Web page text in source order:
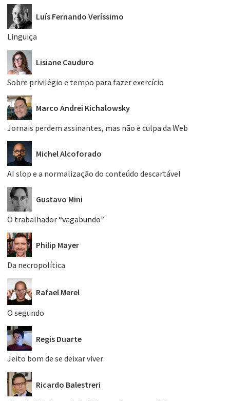
Luís Fernando Veríssimo
Linguiça
Lisiane Cauduro
Sobre privilégio e tempo para fazer exercício
Marco Andrei Kichalowsky
Jornais perdem assinantes, mas não é culpa da Web
Michel Alcoforado
AI slop e a normalização do conteúdo descartável
Gustavo Mini
O trabalhador “vagabundo”
Philip Mayer
Da necropolítica
Rafael Merel
O segundo
Regis Duarte
Jeito bom de se deixar viver
Ricardo Balestreri